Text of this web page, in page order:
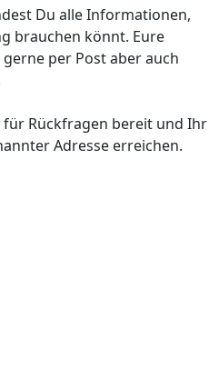
Du alle Informationen,
brauchen könnt. Eure
per Post aber auch
Rückfragen bereit und Ihr
Adresse erreichen.